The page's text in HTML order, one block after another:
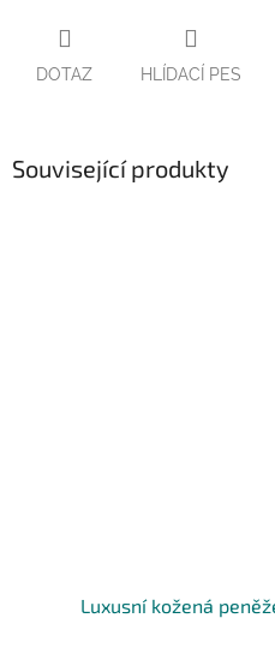
DOTAZ HLÍDACÍ PES
Související produkty
Luxusní kožená